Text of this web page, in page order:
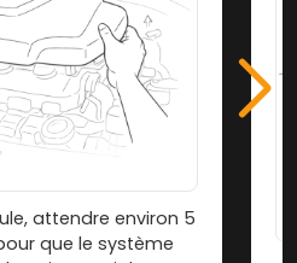
attendre environ 5
que le système